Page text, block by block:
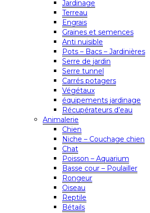
Jardinage
Terreau
Engrais
Graines et semences
Anti nuisible
Pots – Bacs – Jardinières
Serre de jardin
Serre tunnel
Carrés potagers
Végétaux
équipements jardinage
Récupérateurs d’eau
Animalerie
Chien
Niche – Couchage chien
Chat
Poisson – Aquarium
Basse cour – Poulailler
Rongeur
Oiseau
Reptile
Bétails